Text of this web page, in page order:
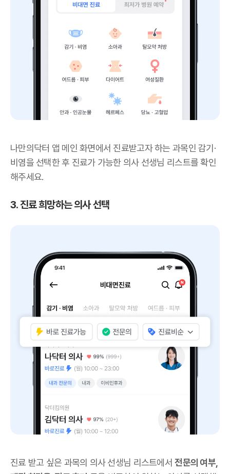
나만의닥터 앱 메인 화면에서 진료받고자 하는 과목인 감기·
비염을 선택한 후 진료가 가능한 의사 선생님 리스트를 확인
해주세요.
3. 진료 희망하는 의사 선택
진료 받고 싶은 과목의 의사 선생님 리스트에서전문의 여부,